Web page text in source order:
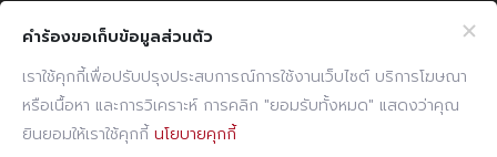
Billing Note Online
E-mail
CCTV Policy
Cookies Policy
คำร้องขอเก็บข้อมูลส่วนตัว
เราใช้คุกกี้เพื่อปรับปรุงประสบการณ์การใช้งานเว็บไซต์ บริการโฆษณา
หรือเนื้อหา และการวิเคราะห์ การคลิก "ยอมรับทั้งหมด" แสดงว่าคุณ
ยินยอมให้เราใช้คุกกี้ นโยบายคุกกี้